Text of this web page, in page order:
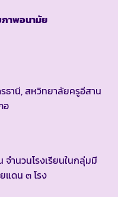
ภาพอนามัย
านี, สหวิทยาลัยครูอีสาน
อ
จำนวนโรงเรียนในกลุ่มมี
แดน ๓ โรง